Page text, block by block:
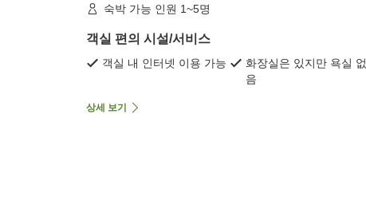
숙박 가능 인원 1~5명
객실 편의 시설/서비스
객실 내 인터넷 이용 가능
화장실은 있지만 욕실 없
음
상세 보기